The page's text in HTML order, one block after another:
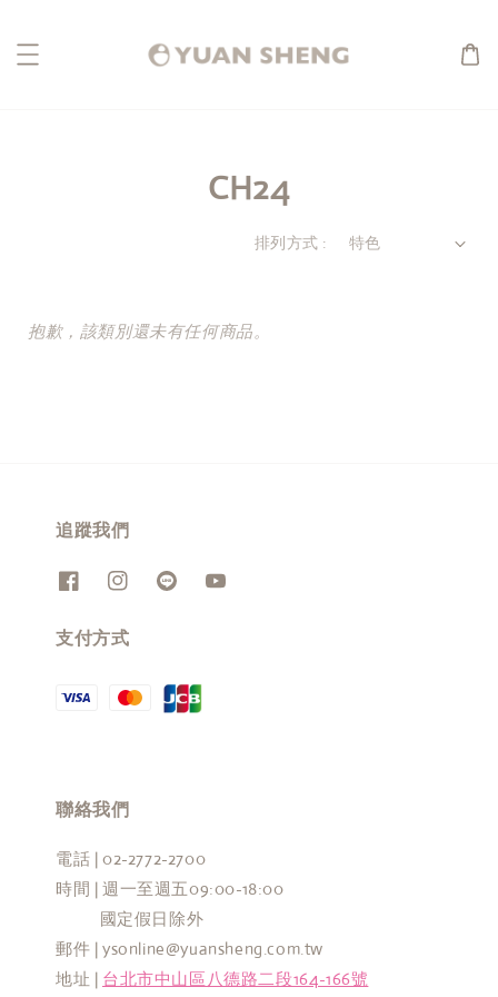
CH24
排列方式 :
抱歉，該類別還未有任何商品。
追蹤我們
支付方式
聯絡我們
電話 | 02-2772-2700
時間 | 週一至週五09:00-18:00
國定假日除外
郵件 | ysonline@yuansheng.com.tw
地址 | 台北市中山區八德路二段164-166號